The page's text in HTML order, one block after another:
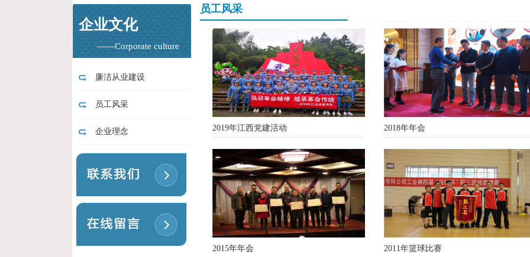
企业文化
——Corporate culture
廉洁从业建设
员工风采
企业理念
员工风采
2019年江西党建活动 2018年年会
2015年年会 2011年篮球比赛